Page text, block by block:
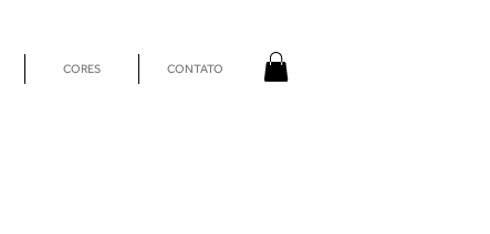
CORES CONTATO